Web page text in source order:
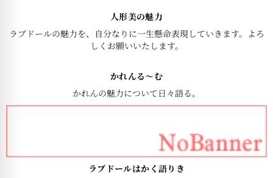
人形美の魅力
ラブドールの魅力を、自分なりに一生懸命表現していきます。よろ
しくお願いいたします。
かれんる〜む
かれんの魅力について日々語る。
ラブドールはかく語りき